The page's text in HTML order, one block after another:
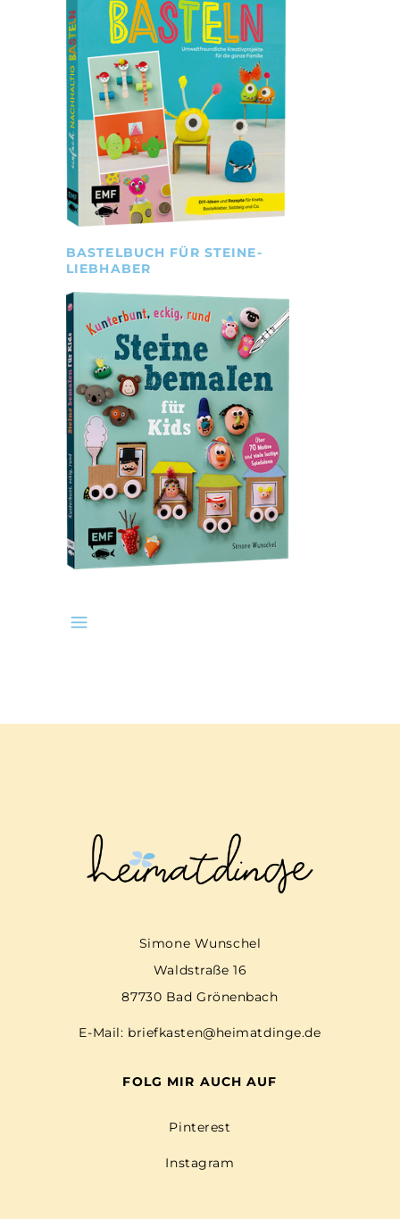
BASTELBUCH FÜR STEINE-
LIEBHABER
Simone Wunschel
Waldstraße 16
87730 Bad Grönenbach
E-Mail: briefkasten@heimatdinge.de
FOLG MIR AUCH AUF
Pinterest
Instagram